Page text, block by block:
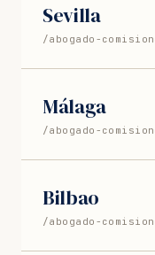
Sevilla
/abogado-
Málaga
/abogado-
Bilbao
/abogado-